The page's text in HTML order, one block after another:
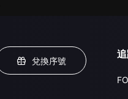
兌換序號